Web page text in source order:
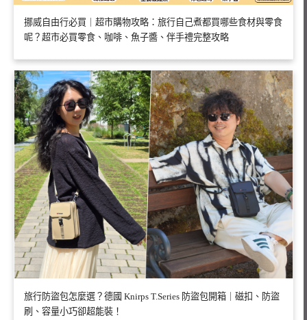
挪威自由行必買｜超市購物攻略：旅行自己煮都買哪些食材與零食
呢？超市必買零食、咖啡、魚子醬、伴手禮完整攻略
旅行防盜包怎麼選？德國 Knirps T.Series 防盜包開箱｜磁扣、防盜
刷、容量小巧卻超能裝！